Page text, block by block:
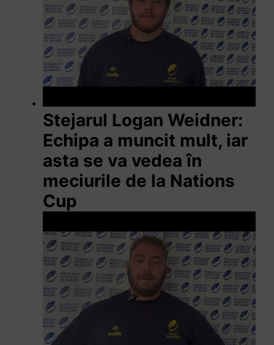
Stejarul Logan Weidner:
Echipa a muncit mult, iar
asta se va vedea în
meciurile de la Nations
Cup